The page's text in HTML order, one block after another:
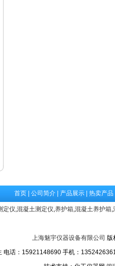
首页 公司简介 产品展示 热卖产品
定仪,混凝土测定仪,养护箱,混凝土养护箱,
上海魅宇仪器设备有限公司 版
电话：15921148690 手机：